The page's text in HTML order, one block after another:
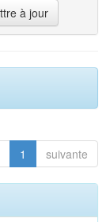
1 suivante